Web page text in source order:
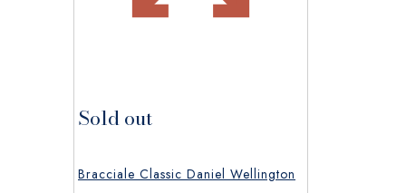
Sold out
Bracciale Classic Daniel Wellington